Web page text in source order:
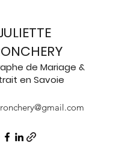
de Mariage &
en Savoie